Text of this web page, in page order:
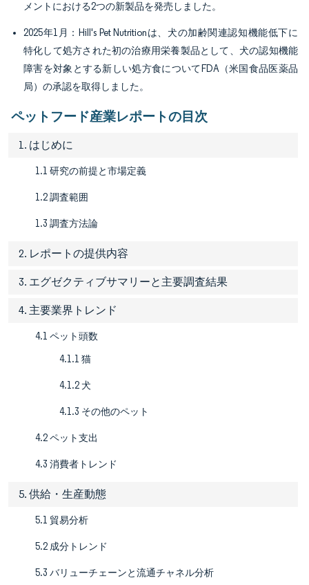
メントにおける2つの新製品を発売しました。
2025年1月：Hill's Pet Nutritionは、犬の加齢関連認知機能低下に
特化して処方された初の治療用栄養製品として、犬の認知機能
障害を対象とする新しい処方食についてFDA（米国食品医薬品
局）の承認を取得しました。
ペットフード産業レポートの目次
1. はじめに
1.1 研究の前提と市場定義
1.2 調査範囲
1.3 調査方法論
2. レポートの提供内容
3. エグゼクティブサマリーと主要調査結果
4. 主要業界トレンド
4.1 ペット頭数
4.1.1 猫
4.1.2 犬
4.1.3 その他のペット
4.2 ペット支出
4.3 消費者トレンド
5. 供給・生産動態
5.1 貿易分析
5.2 成分トレンド
5.3 バリューチェーンと流通チャネル分析